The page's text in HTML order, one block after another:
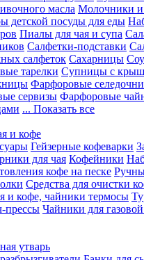
масла Молочники и
детской посуды для еды
Пиалы для чая и супа
Салфетки-подставки
салфеток Сахарницы
тарелки Супницы с
Фарфоровые
сервизы Фарфоровые
... Показать все
и кофе
Гейзерные кофеварки
для чая Кофейники
кофе на песке
Средства для очистки
и кофе, чайники термосы
прессы Чайники для
утварь